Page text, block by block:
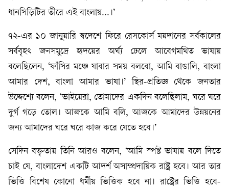
ধানসিড়িটির তীরে এই বাংলায়...।’
৭২-এর ১০ জানুয়ারি স্বদেশে ফিরে রেসকোর্স ময়দানের সর্বকালের
সর্ববৃহৎ জনসমুদ্রে হৃদয়ের অর্ঘ্য ঢেলে আবেগমথিত ভাষায়
বলেছিলেন, ‘ফাঁসির মঞ্চে যাবার সময় বলবো, আমি বাঙালি, বাংলা
আমার দেশ, বাংলা আমার ভাষা।’ স্থির-প্রতিজ্ঞ থেকে জনতার
উদ্দেশ্যে বলেন, ‘ভাইয়েরা, তোমাদের একদিন বলেছিলাম, ঘরে ঘরে
দুর্গ গড়ে তোল। আজকে আমি বলি, আজকে আমাদের উন্নয়নের
জন্য আমাদের ঘরে ঘরে কাজ করে যেতে হবে।’
সেদিন বক্তৃতায় তিনি আরও বলেন, ‘আমি স্পষ্ট ভাষায় বলে দিতে
চাই যে, বাংলাদেশ একটি আদর্শ অসাম্প্রদায়িক রাষ্ট্র হবে। আর তার
ভিত্তি বিশেষ কোনো ধর্মীয় ভিত্তিক হবে না। রাষ্ট্রের ভিত্তি হবে-